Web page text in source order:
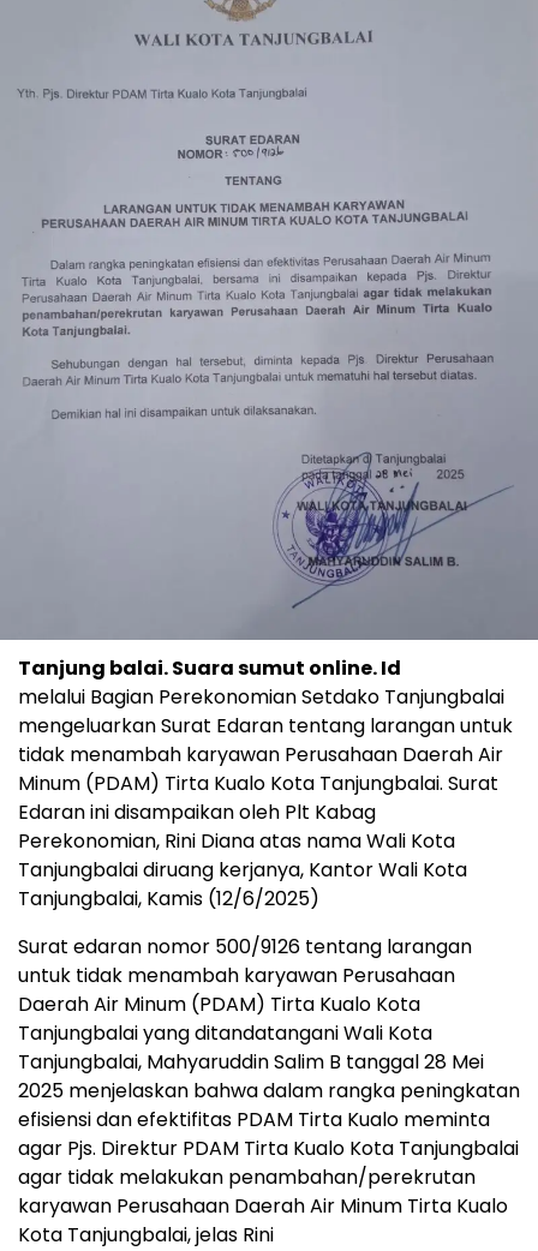
Tanjung balai. Suara sumut online. Id
melalui Bagian Perekonomian Setdako Tanjungbalai
mengeluarkan Surat Edaran tentang larangan untuk
tidak menambah karyawan Perusahaan Daerah Air
Minum (PDAM) Tirta Kualo Kota Tanjungbalai. Surat
Edaran ini disampaikan oleh Plt Kabag
Perekonomian, Rini Diana atas nama Wali Kota
Tanjungbalai diruang kerjanya, Kantor Wali Kota
Tanjungbalai, Kamis (12/6/2025)
Surat edaran nomor 500/9126 tentang larangan
untuk tidak menambah karyawan Perusahaan
Daerah Air Minum (PDAM) Tirta Kualo Kota
Tanjungbalai yang ditandatangani Wali Kota
Tanjungbalai, Mahyaruddin Salim B tanggal 28 Mei
2025 menjelaskan bahwa dalam rangka peningkatan
efisiensi dan efektifitas PDAM Tirta Kualo meminta
agar Pjs. Direktur PDAM Tirta Kualo Kota Tanjungbalai
agar tidak melakukan penambahan/perekrutan
karyawan Perusahaan Daerah Air Minum Tirta Kualo
Kota Tanjungbalai, jelas Rini